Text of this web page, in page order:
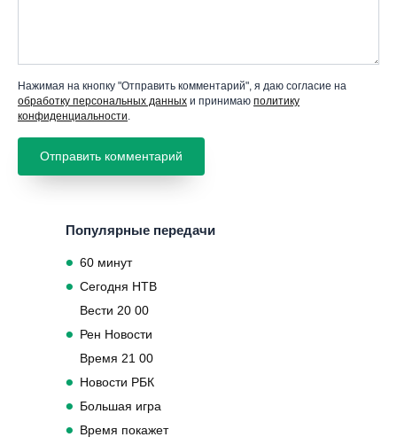
Нажимая на кнопку "Отправить комментарий", я даю согласие на
обработку персональных данных и принимаю политику
конфиденциальности.
Популярные передачи
60 минут
Сегодня НТВ
Вести 20 00
Рен Новости
Время 21 00
Новости РБК
Большая игра
Время покажет